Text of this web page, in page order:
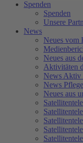
Spenden
Spenden
Unsere
News
Neues vom
Neues aus
Aktivitäten
News Aktiv
News
Neues aus